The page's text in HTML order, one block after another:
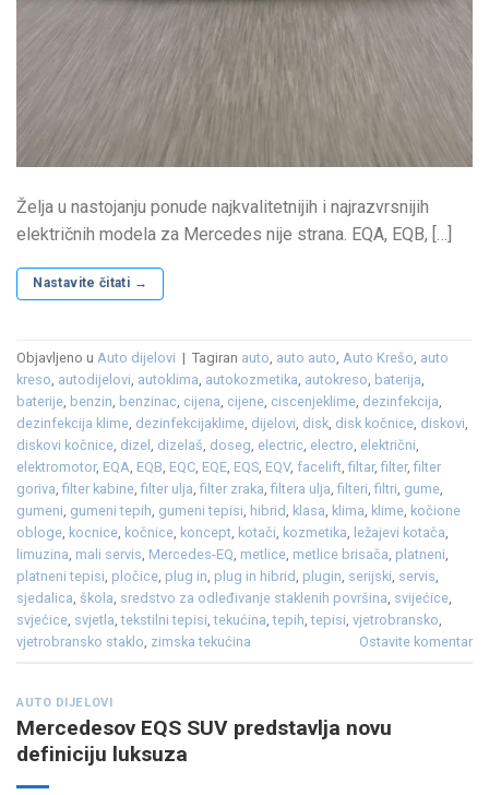
Želja u nastojanju ponude najkvalitetnijih i najrazvrsnijih
električnih modela za Mercedes nije strana. EQA, EQB, […]
Nastavite čitati →
Objavljeno u Auto dijelovi | Tagiran auto, auto auto, Auto Krešo, auto
kreso, autodijelovi, autoklima, autokozmetika, autokreso, baterija,
baterije, benzin, benzinac, cijena, cijene, ciscenjeklime, dezinfekcija,
dezinfekcija klime, dezinfekcijaklime, dijelovi, disk, disk kočnice, diskovi,
diskovi kočnice, dizel , dizelaš, doseg, electric, electro, električni,
elektromotor, EQA, EQB, EQC, EQE, EQS, EQV, facelift,filtar,filter,filter
goriva,filter kabine,filter ulja,filter zraka,filtera ulja,filteri,filtri, gume,
gumeni, gumeni tepih, gumeni tepisi, hibrid, klasa, klima, klime, kočione
obloge, kocnice, kočnice, koncept, kotači, kozmetika, ležajevi kotača,
limuzina, mali servis, Mercedes-EQ, metlice, metlice brisača, platneni,
platneni tepisi, pločice, plug in, plug in hibrid, plugin, serijski, servis,
sjedalica, škola, sredstvo za odleđivanje staklenih površina, svijećice,
svjećice, svjetla,tekstilni tepisi,tekućina,tepih,tepisi, vjetrobransko,
vjetrobransko staklo, zimska tekućina Ostavite komentar
AUTO DIJELOVI
Mercedesov EQS SUV predstavlja novu
definiciju luksuza